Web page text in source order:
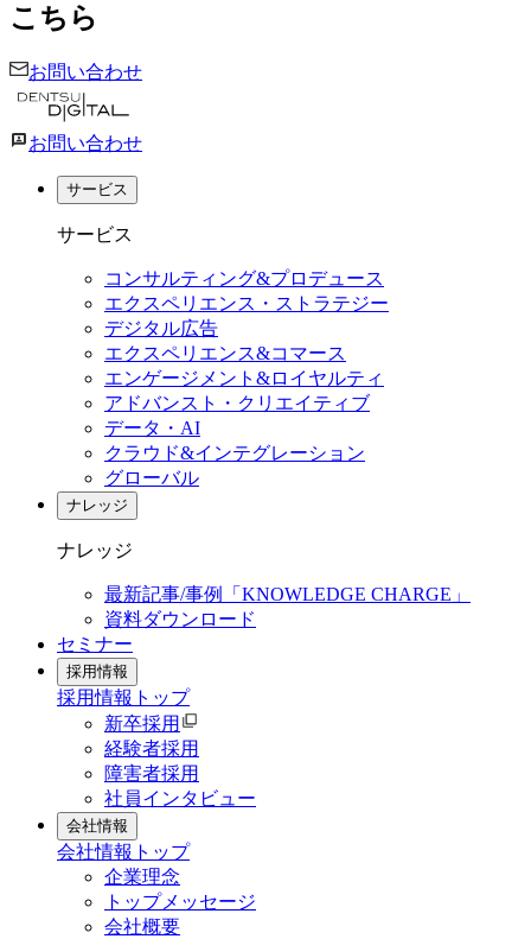
こちら
お問い合わせ
お問い合わせ
サービス
サービス
コンサルティング&プロデュース
エクスペリエンス・ストラテジー
デジタル広告
エクスペリエンス&コマース
エンゲージメント&ロイヤルティ
アドバンスト・クリエイティブ
データ・AI
クラウド&インテグレーション
グローバル
ナレッジ
ナレッジ
最新記事/事例「KNOWLEDGE CHARGE」
資料ダウンロード
セミナー
採用情報
採用情報 トップ
新卒採用
経験者採用
障害者採用
社員インタビュー
会社情報
会社情報 トップ
企業理念
トップメッセージ
会社概要